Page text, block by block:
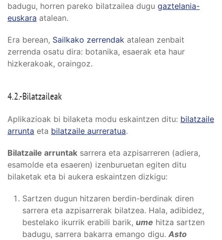
badugu, horren pareko bilatzailea dugu gaztelania-
euskara atalean.
Era berean, Sailkako zerrendak atalean zenbait
zerrenda osatu dira: botanika, esaerak eta haur
hizkerakoak, oraingoz.
4.2.-Bilatzaileak
Aplikazioak bi bilaketa modu eskaintzen ditu: bilatzaile
arrunta eta bilatzaile aurreratua.
Bilatzaile arruntak sarrera eta azpisarreren (adiera,
esamolde eta esaeren) izenburuetan egiten ditu
bilaketak eta bi aukera eskaintzen dizkigu:
Sartzen dugun hitzaren berdin-berdinak diren
sarrera eta azpisarrerak bilatzea. Hala, adibidez,
bestelako ikurrik erabili barik, ume hitza sartzen
badugu, sarrera bakarra emango digu. Asto